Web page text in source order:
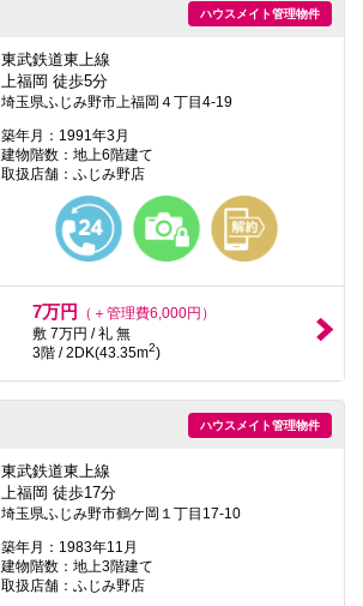
ハウスメイト管理物件
東武鉄道東上線
上福岡 徒歩5分
埼玉県ふじみ野市上福岡４丁目4-19
築年月：1991年3月
建物階数：地上6階建て
取扱店舗：ふじみ野店
7万円
（＋管理費6,000円）
敷 7万円 / 礼 無
3階 / 2DK(43.35m2)
ハウスメイト管理物件
東武鉄道東上線
上福岡 徒歩17分
埼玉県ふじみ野市鶴ケ岡１丁目17-10
築年月：1983年11月
建物階数：地上3階建て
取扱店舗：ふじみ野店